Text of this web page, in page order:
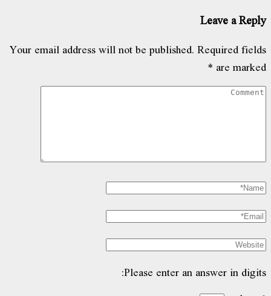
Leave a
Your email address will not be published. Required
are
*
Please enter an answer in